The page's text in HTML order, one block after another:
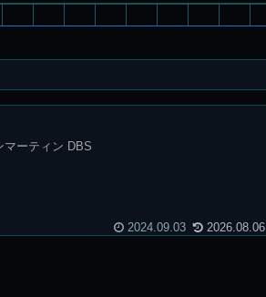
ーティン DBS
2024.09.03 2026.08.06